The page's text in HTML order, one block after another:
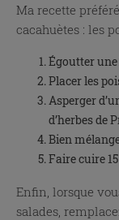
Ma recette
cacahuètes : les
Égoutter
Placer les
Asperger
d’herbes de
Bien
Faire cuire
Enfin, lorsque
salades,